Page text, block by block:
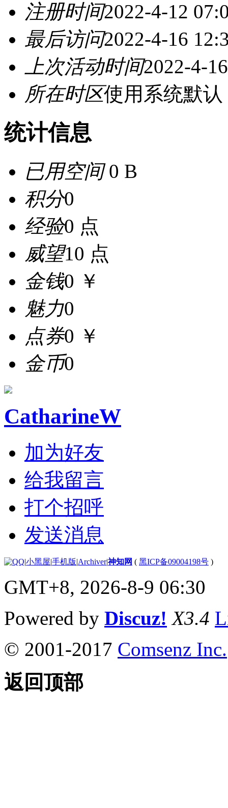
注册时间2022-4-12
最后访问2022-4-16
上次活动时间2022-4-
所在时区使用系统默认
统计信息
已用空间0 B
积分0
经验0 点
威望10 点
金钱0 ￥
魅力0
点券0 ￥
金币0
CatharineW
加为好友
给我留言
打个招呼
发送消息
|小黑屋|手机版|Archiver|神知网 ( 黑ICP备09004198号 )
GMT+8, 2026-8-9 06:30
Powered by Discuz! X3.4
© 2001-2017 Comsenz Inc.
返回顶部